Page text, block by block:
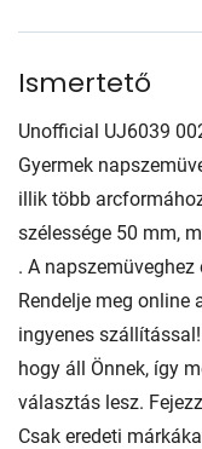
Ismertető
Unofficial UJ6039
Gyermek
illik több
szélessége 50 mm,
. A
Rendelje meg online
ingyenes
hogy áll Önnek, így
választás lesz.
Csak eredeti